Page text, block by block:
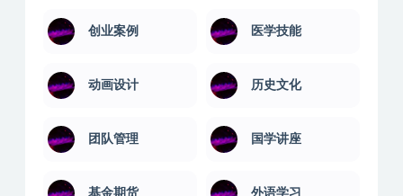
创业案例 医学技能
动画设计 历史文化
团队管理 国学讲座
基金期货 外语学习